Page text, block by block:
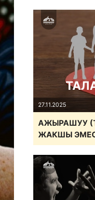
27.11.2025
АЖЫРАШУУ
ЖАКШЫ